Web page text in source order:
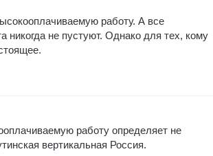
работу. А все
не пустуют. Однако для тех, кому
работу определяет не
вертикальная Россия.